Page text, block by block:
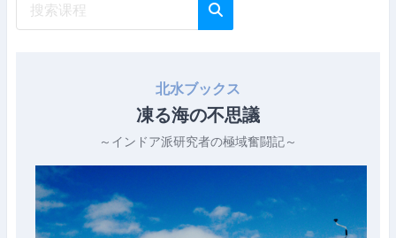
搜索课程
北水ブックス
凍る海の不思議
～インドア派研究者の極域奮闘記～